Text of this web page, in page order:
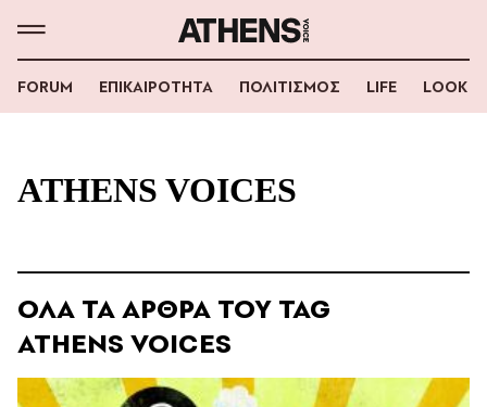
FORUM ΕΠΙΚΑΙΡΟΤΗΤΑ ΠΟΛΙΤΙΣΜΟΣ LIFE LOOK
ATHENS VOICES
ΟΛΑ ΤΑ ΑΡΘΡΑ ΤΟΥ TAG
ATHENS VOICES